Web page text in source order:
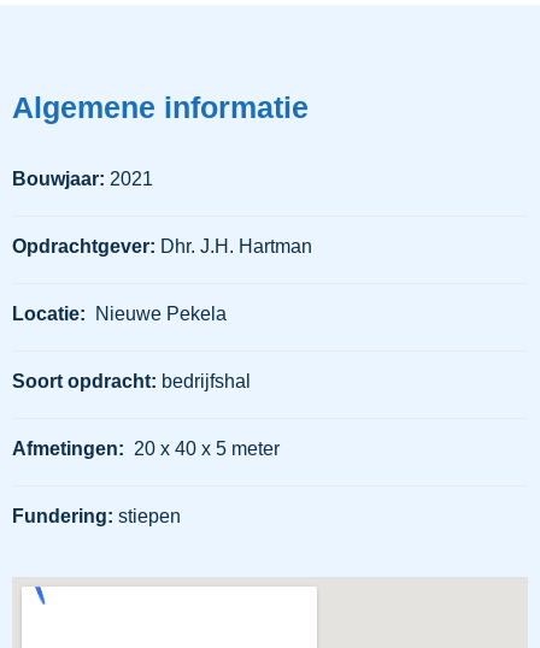
Algemene informatie
Bouwjaar: 2021
Opdrachtgever: Dhr. J.H. Hartman
Locatie: Nieuwe Pekela
Soort opdracht: bedrijfshal
Afmetingen: 20 x 40 x 5 meter
Fundering: stiepen